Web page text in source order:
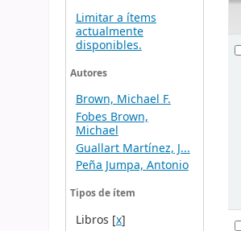
Limitar a ítems
actualmente
disponibles.
Autores
Brown, Michael F.
Fobes Brown,
Michael
Guallart Martínez, J...
Peña Jumpa, Antonio
Tipos de ítem
Libros [x]